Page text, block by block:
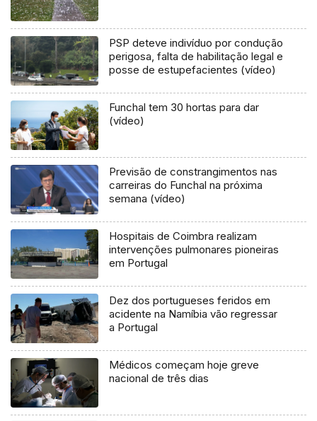
PSP deteve indivíduo por condução
perigosa, falta de habilitação legal e
posse de estupefacientes (vídeo)
Funchal tem 30 hortas para dar
(vídeo)
Previsão de constrangimentos nas
carreiras do Funchal na próxima
semana (vídeo)
Hospitais de Coimbra realizam
intervenções pulmonares pioneiras
em Portugal
Dez dos portugueses feridos em
acidente na Namíbia vão regressar
a Portugal
Médicos começam hoje greve
nacional de três dias